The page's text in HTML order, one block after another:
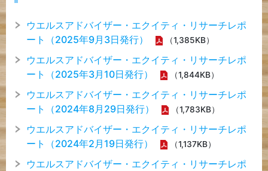
ウエルスアドバイザー・エクイティ・リサーチレポ
ート（2025年9月3日発行）
（1,385KB）
ウエルスアドバイザー・エクイティ・リサーチレポ
ート（2025年3月10日発行）
（1,844KB）
ウエルスアドバイザー・エクイティ・リサーチレポ
ート（2024年8月29日発行）
（1,783KB）
ウエルスアドバイザー・エクイティ・リサーチレポ
ート（2024年2月19日発行）
（1,137KB）
ウエルスアドバイザー・エクイティ・リサーチレポ